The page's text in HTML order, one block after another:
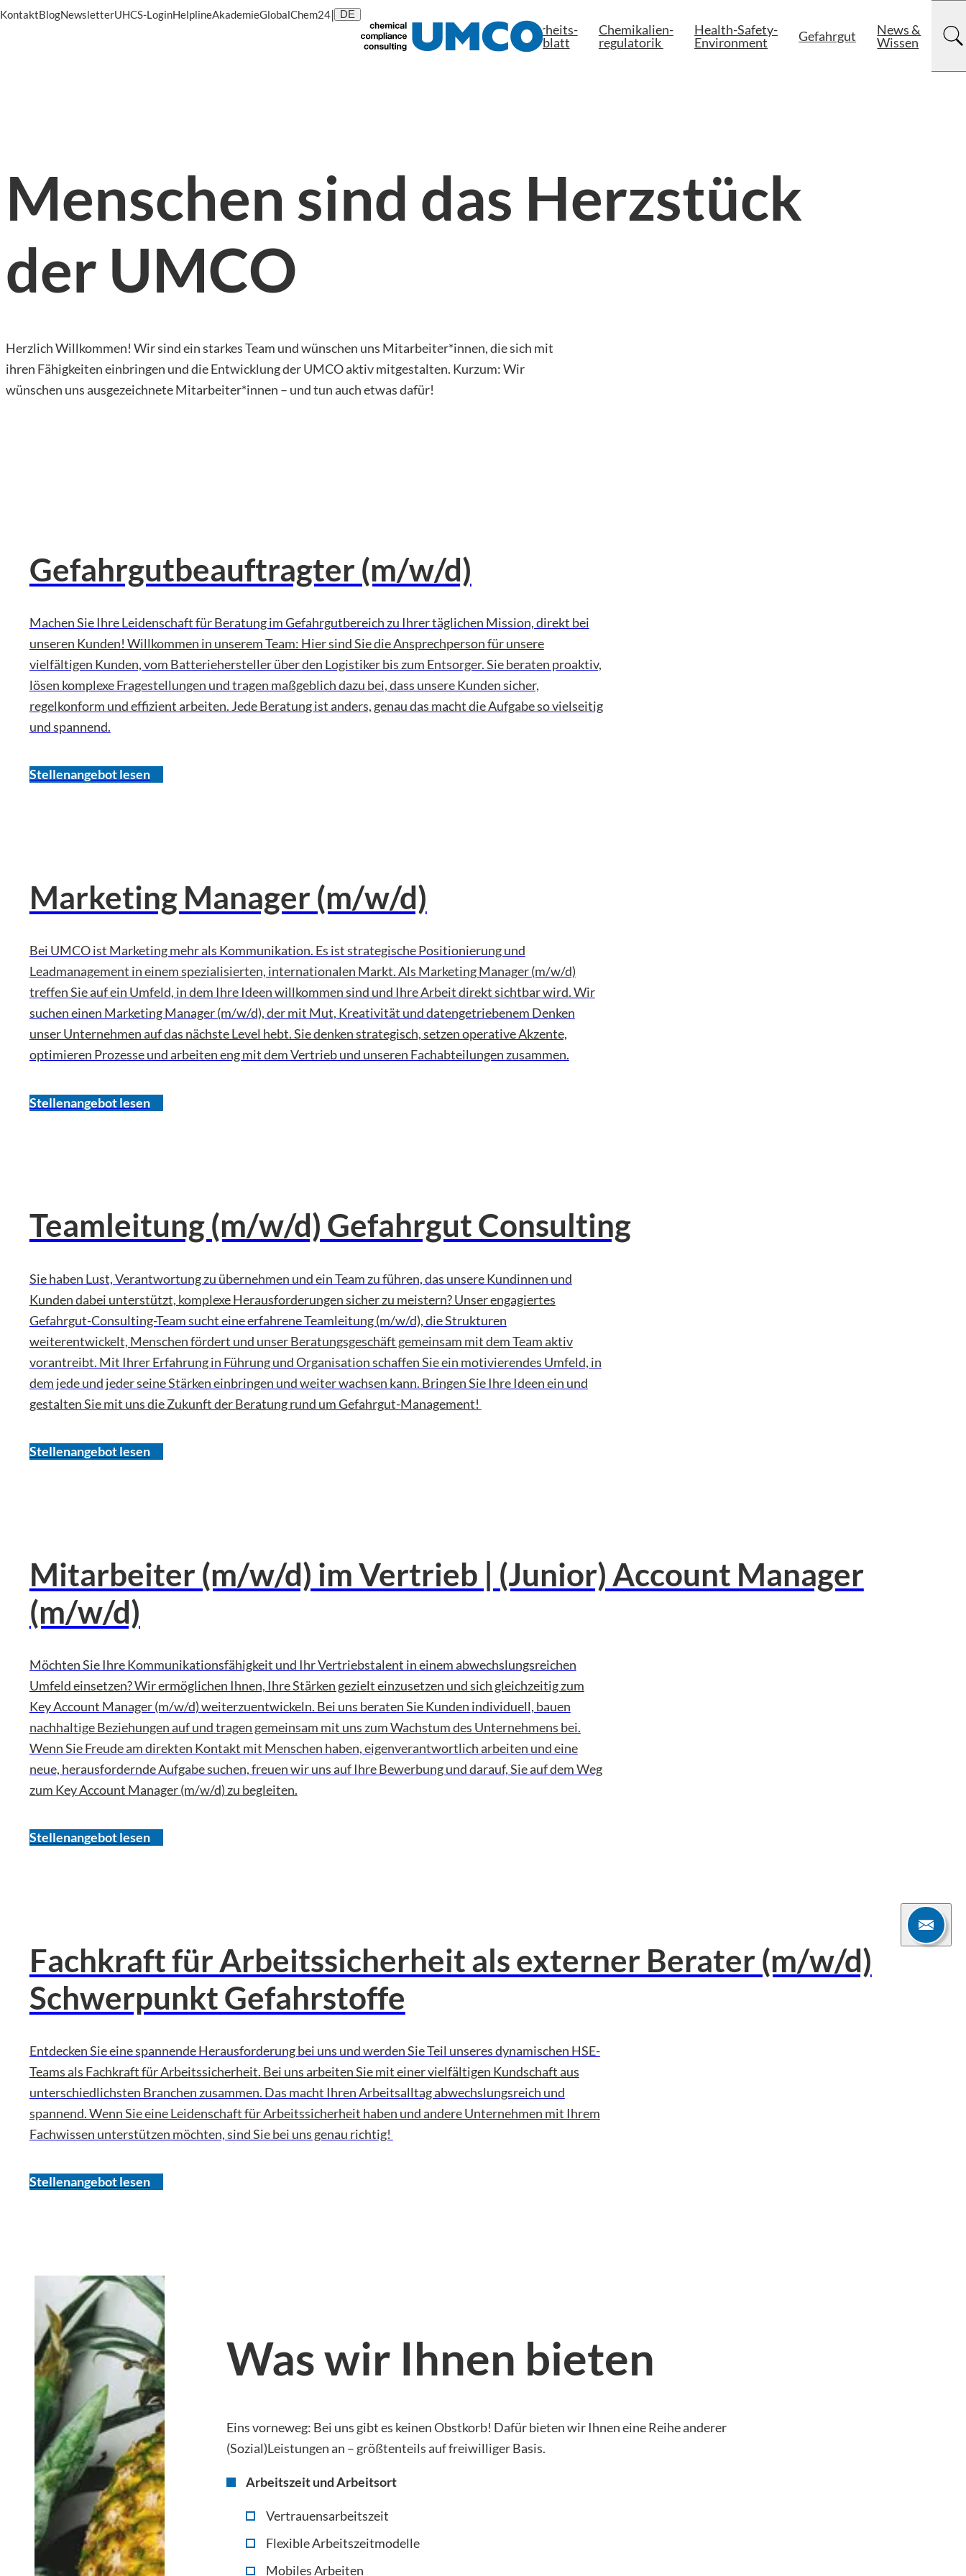
KontaktBlogNewsletterUHCS-LoginHelplineAkademieGlobalChem24| DE
Über uns
Sicherheits-
datenblatt
Chemikalien-
regulatorik
Health-Safety-
Environment
Gefahrgut
News &
Wissen
Menschen sind das Herzstück
der UMCO
Herzlich Willkommen! Wir sind ein starkes Team und wünschen uns Mitarbeiter*innen, die sich mit
ihren Fähigkeiten einbringen und die Entwicklung der UMCO aktiv mitgestalten. Kurzum: Wir
wünschen uns ausgezeichnete Mitarbeiter*innen – und tun auch etwas dafür!
Gefahrgutbeauftragter (m/w/d)
Machen Sie Ihre Leidenschaft für Beratung im Gefahrgutbereich zu Ihrer täglichen Mission, direkt bei
unseren Kunden! Willkommen in unserem Team: Hier sind Sie die Ansprechperson für unsere
vielfältigen Kunden, vom Batteriehersteller über den Logistiker bis zum Entsorger. Sie beraten proaktiv,
lösen komplexe Fragestellungen und tragen maßgeblich dazu bei, dass unsere Kunden sicher,
regelkonform und effizient arbeiten. Jede Beratung ist anders, genau das macht die Aufgabe so vielseitig
und spannend.
Stellenangebot lesen
Marketing Manager (m/w/d)
Bei UMCO ist Marketing mehr als Kommunikation. Es ist strategische Positionierung und
Leadmanagement in einem spezialisierten, internationalen Markt. Als Marketing Manager (m/w/d)
treffen Sie auf ein Umfeld, in dem Ihre Ideen willkommen sind und Ihre Arbeit direkt sichtbar wird. Wir
suchen einen Marketing Manager (m/w/d), der mit Mut, Kreativität und datengetriebenem Denken
unser Unternehmen auf das nächste Level hebt. Sie denken strategisch, setzen operative Akzente,
optimieren Prozesse und arbeiten eng mit dem Vertrieb und unseren Fachabteilungen zusammen.
Stellenangebot lesen
Teamleitung (m/w/d) Gefahrgut Consulting
Sie haben Lust, Verantwortung zu übernehmen und ein Team zu führen, das unsere Kundinnen und
Kunden dabei unterstützt, komplexe Herausforderungen sicher zu meistern? Unser engagiertes
Gefahrgut-Consulting-Team sucht eine erfahrene Teamleitung (m/w/d), die Strukturen
weiterentwickelt, Menschen fördert und unser Beratungsgeschäft gemeinsam mit dem Team aktiv
vorantreibt. Mit Ihrer Erfahrung in Führung und Organisation schaffen Sie ein motivierendes Umfeld, in
dem jede und jeder seine Stärken einbringen und weiter wachsen kann. Bringen Sie Ihre Ideen ein und
gestalten Sie mit uns die Zukunft der Beratung rund um Gefahrgut-Management!
Stellenangebot lesen
Mitarbeiter (m/w/d) im Vertrieb | (Junior) Account Manager
(m/w/d)
Möchten Sie Ihre Kommunikationsfähigkeit und Ihr Vertriebstalent in einem abwechslungsreichen
Umfeld einsetzen? Wir ermöglichen Ihnen, Ihre Stärken gezielt einzusetzen und sich gleichzeitig zum
Key Account Manager (m/w/d) weiterzuentwickeln. Bei uns beraten Sie Kunden individuell, bauen
nachhaltige Beziehungen auf und tragen gemeinsam mit uns zum Wachstum des Unternehmens bei.
Wenn Sie Freude am direkten Kontakt mit Menschen haben, eigenverantwortlich arbeiten und eine
neue, herausfordernde Aufgabe suchen, freuen wir uns auf Ihre Bewerbung und darauf, Sie auf dem Weg
zum Key Account Manager (m/w/d) zu begleiten.
Stellenangebot lesen
Fachkraft für Arbeitssicherheit als externer Berater (m/w/d)
Schwerpunkt Gefahrstoffe
Entdecken Sie eine spannende Herausforderung bei uns und werden Sie Teil unseres dynamischen HSE-
Teams als Fachkraft für Arbeitssicherheit. Bei uns arbeiten Sie mit einer vielfältigen Kundschaft aus
unterschiedlichsten Branchen zusammen. Das macht Ihren Arbeitsalltag abwechslungsreich und
spannend. Wenn Sie eine Leidenschaft für Arbeitssicherheit haben und andere Unternehmen mit Ihrem
Fachwissen unterstützen möchten, sind Sie bei uns genau richtig!
Stellenangebot lesen
Was wir Ihnen bieten
Eins vorneweg: Bei uns gibt es keinen Obstkorb! Dafür bieten wir Ihnen eine Reihe anderer
(Sozial)Leistungen an – größtenteils auf freiwilliger Basis.
Arbeitszeit und Arbeitsort
Vertrauensarbeitszeit
Flexible Arbeitszeitmodelle
Mobiles Arbeiten